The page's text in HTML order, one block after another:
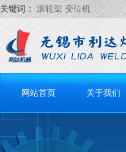
关键词： 滚轮架 变位机
网站首页 关于我们